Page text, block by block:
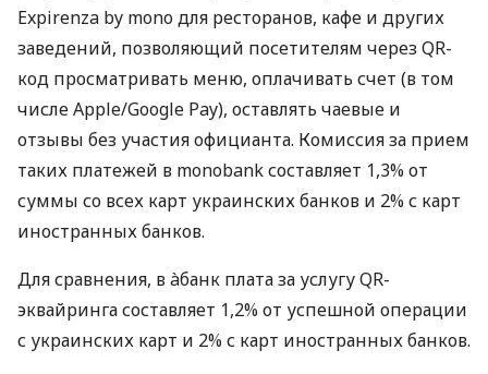
Expirenza by mono для ресторанов, кафе и других
заведений, позволяющий посетителям через QR-
код просматривать меню, оплачивать счет (в том
числе Apple/Google Pay), оставлять чаевые и
отзывы без участия официанта. Комиссия за прием
таких платежей в monobank составляет 1,3% от
суммы со всех карт украинских банков и 2% с карт
иностранных банков.
Для сравнения, в àбанк плата за услугу QR-
эквайринга составляет 1,2% от успешной операции
с украинских карт и 2% с карт иностранных банков.